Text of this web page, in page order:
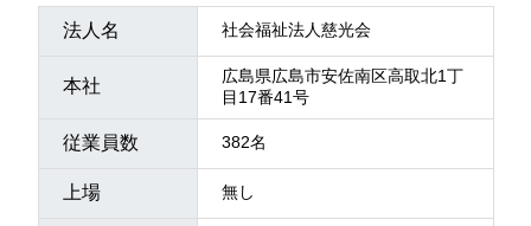
法人名 社会福祉法人慈光会
本社
広島県広島市安佐南区高取北1丁
目17番41号
従業員数 382名
上場 無し